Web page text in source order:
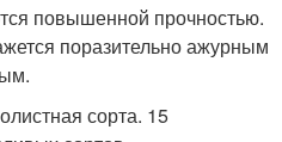
повышенной прочностью.
поразительно ажурным